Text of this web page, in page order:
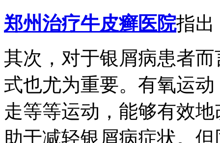
郑州治疗牛皮癣医院指出
其次，对于银屑病患者
式也尤为重要。有氧运
走等等运动，能够有效
助于减轻银屑病症状。